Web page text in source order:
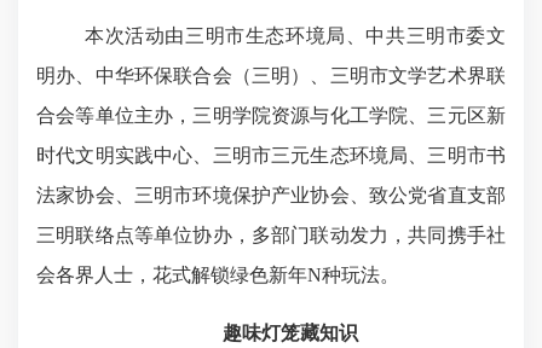
本次活动由三明市生态环境局、中共三明市委文
明办、中华环保联合会（三明）、三明市文学艺术界联
合会等单位主办，三明学院资源与化工学院、三元区新
时代文明实践中心、三明市三元生态环境局、三明市书
法家协会、三明市环境保护产业协会、致公党省直支部
三明联络点等单位协办，多部门联动发力，共同携手社
会各界人士，花式解锁绿色新年N种玩法。
趣味灯笼藏知识